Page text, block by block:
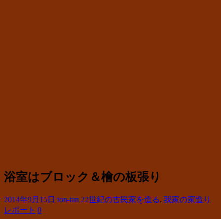
浴室はブロック＆檜の板張り
2014年9月15日 ton-tan 22世紀の古民家を造る, 我家の家造り
レポート 0